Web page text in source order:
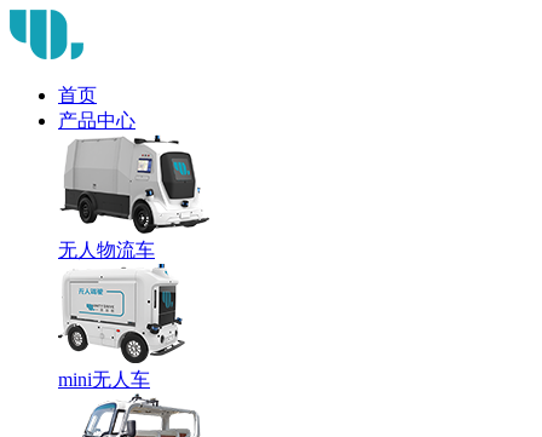
首页
产品中心
无人物流车
mini无人车